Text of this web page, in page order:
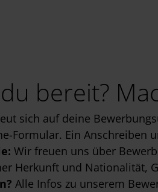
bereit?
sich auf deine
Formular. Ein Anschreiben
Wir freuen uns über
Herkunft und Nationalität,
Alle Infos zu unserem